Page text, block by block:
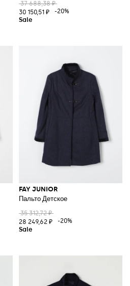
37 688,38 ₽
30 150,51 ₽
-20%
FAY JUNIOR
Пальто Детское
35 312,72 ₽
28 249,62 ₽
-20%